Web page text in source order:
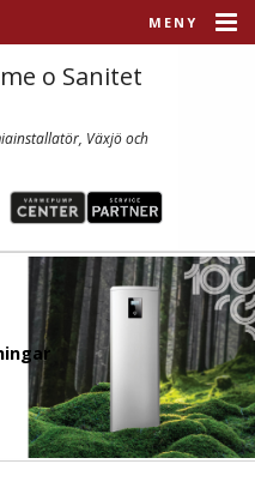
MENY
o Sanitet
Växjö och